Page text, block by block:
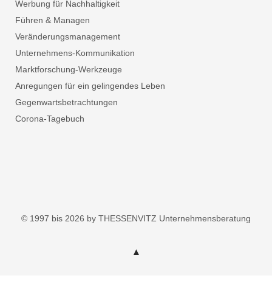
Werbung für Nachhaltigkeit
Führen & Managen
Veränderungsmanagement
Unternehmens-Kommunikation
Marktforschung-Werkzeuge
Anregungen für ein gelingendes Leben
Gegenwartsbetrachtungen
Corona-Tagebuch
© 1997 bis 2026 by THESSENVITZ Unternehmensberatung